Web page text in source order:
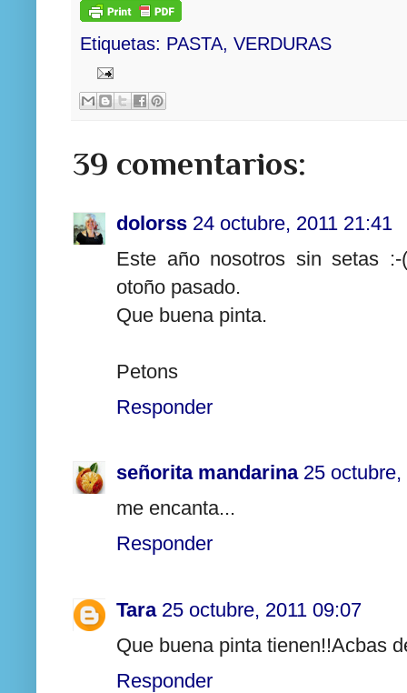
Etiquetas: PASTA, VERDURAS
39 comentarios:
dolorss 24 octubre, 2011 21:41
Este año nosotros sin setas
otoño pasado.
Que buena pinta.
Petons
Responder
señorita mandarina 25
me encanta...
Responder
Tara 25 octubre, 2011 09:07
Que buena pinta tienen!!Acbas
Responder